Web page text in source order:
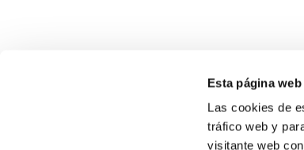
Esta página
Las cookies de
tráfico web y
visitante web